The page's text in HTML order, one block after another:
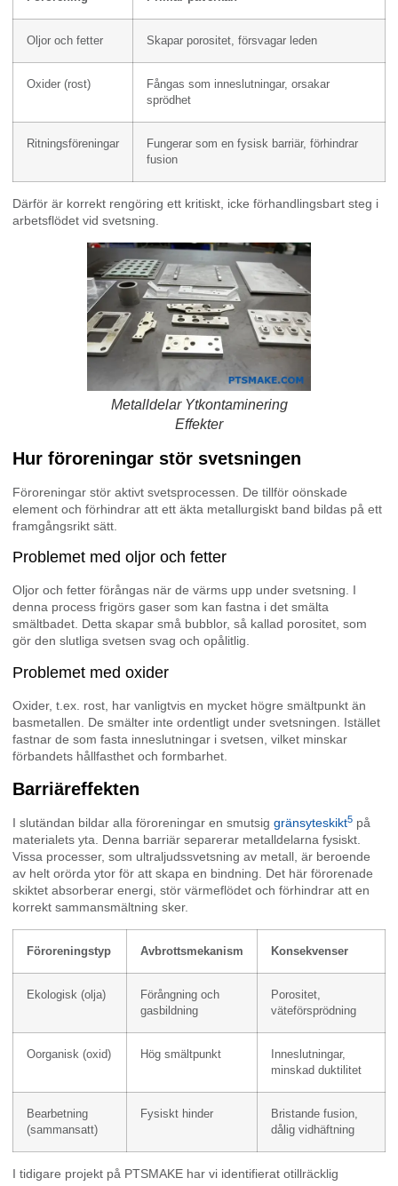
Oljor och fetter Skapar porositet, försvagar leden
Oxider (rost)
Fångas som inneslutningar, orsakar
sprödhet
Ritningsföreningar
Fungerar som en fysisk barriär, förhindrar
fusion
Därför är korrekt rengöring ett kritiskt, icke förhandlingsbart steg i
arbetsflödet vid svetsning.
Metalldelar Ytkontaminering
Effekter
Hur föroreningar stör svetsningen
Föroreningar stör aktivt svetsprocessen. De tillför oönskade
element och förhindrar att ett äkta metallurgiskt band bildas på ett
framgångsrikt sätt.
Problemet med oljor och fetter
Oljor och fetter förångas när de värms upp under svetsning. I
denna process frigörs gaser som kan fastna i det smälta
smältbadet. Detta skapar små bubblor, så kallad porositet, som
gör den slutliga svetsen svag och opålitlig.
Problemet med oxider
Oxider, t.ex. rost, har vanligtvis en mycket högre smältpunkt än
basmetallen. De smälter inte ordentligt under svetsningen. Istället
fastnar de som fasta inneslutningar i svetsen, vilket minskar
förbandets hållfasthet och formbarhet.
Barriäreffekten
I slutändan bildar alla föroreningar en smutsig gränsyteskikt5 på
materialets yta. Denna barriär separerar metalldelarna fysiskt.
Vissa processer, som ultraljudssvetsning av metall, är beroende
av helt orörda ytor för att skapa en bindning. Det här förorenade
skiktet absorberar energi, stör värmeflödet och förhindrar att en
korrekt sammansmältning sker.
Föroreningstyp Avbrottsmekanism Konsekvenser
Ekologisk (olja)
Förångning och
gasbildning
Porositet,
väteförsprödning
Oorganisk (oxid) Hög smältpunkt
Inneslutningar,
minskad duktilitet
Bearbetning
(sammansatt)
Fysiskt hinder
Bristande fusion,
dålig vidhäftning
I tidigare projekt på PTSMAKE har vi identifierat otillräcklig